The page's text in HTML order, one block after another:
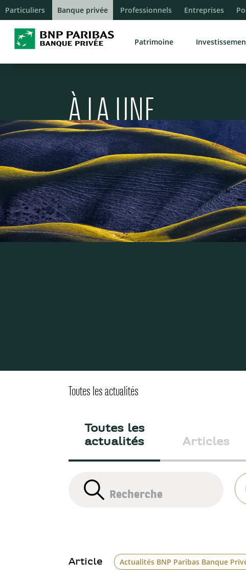
Particuliers Banque privée Professionnels Entreprises
Patrimoine
À LA UNE
Toutes les actualités
Toutes les
actualités
Articles
Article Actualités BNP Paribas Banque